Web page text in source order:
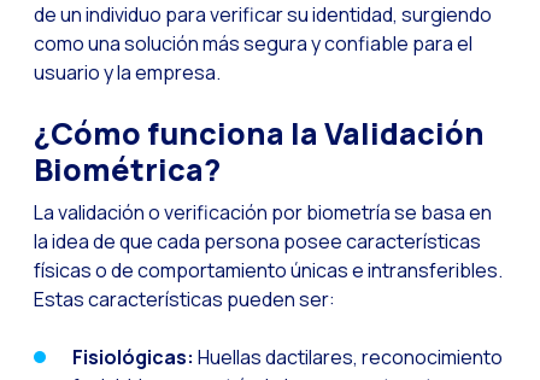
Seguridad en los
Implementa
Optimiza la
¿Conoces la
WiReview &
Atención al cliente
de un individuo para verificar su identidad, surgiendo
como una solución más segura y confiable para el
usuario y la empresa.
¿Cómo funciona la Validación
Biométrica?
La validación o verificación por biometría se basa en
la idea de que cada persona posee características
físicas o de comportamiento únicas e intransferibles.
Estas características pueden ser:
Fisiológicas: Huellas dactilares, reconocimiento